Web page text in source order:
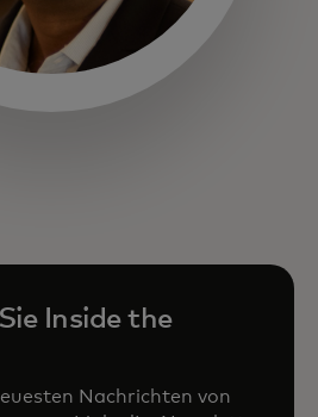
Registerkarte geöffnet
Inside the
Nachrichten von